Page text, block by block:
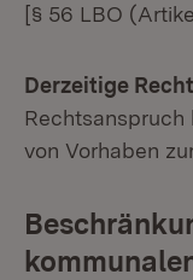
[§ 56 LBO
Derzeitige
Rechtsanspruch
von Vorhaben